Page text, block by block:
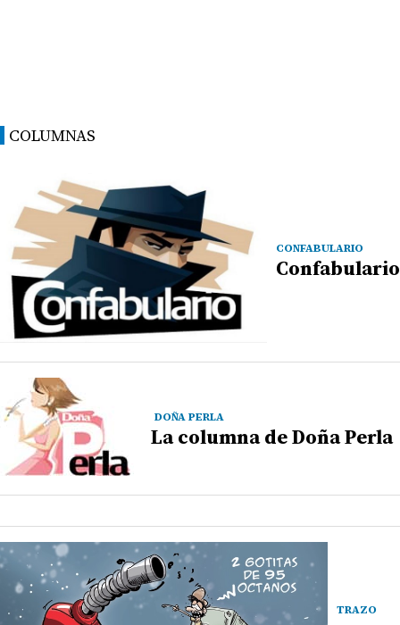
COLUMNAS
CONFABULARIO
Confabulario
DOÑA PERLA
La columna de Doña Perla
TRAZO